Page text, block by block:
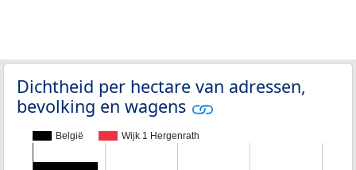
Dichtheid per hectare van adressen,
bevolking en wagens
België Wijk 1 Hergenrath